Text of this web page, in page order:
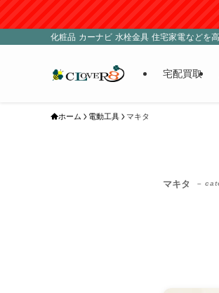
化粧品 カーナビ 水栓金具 住宅家電などを
宅配買取
ホーム 電動工具 マキタ
マキタ –